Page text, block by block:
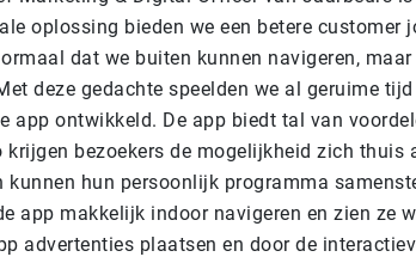
oplossing bieden we een betere customer
dat we buiten kunnen navigeren,
deze gedachte speelden we al geruime
app ontwikkeld. De app biedt tal van
krijgen bezoekers de mogelijkheid zich thuis
kunnen hun persoonlijk programma
app makkelijk indoor navigeren en zien ze
advertenties plaatsen en door de